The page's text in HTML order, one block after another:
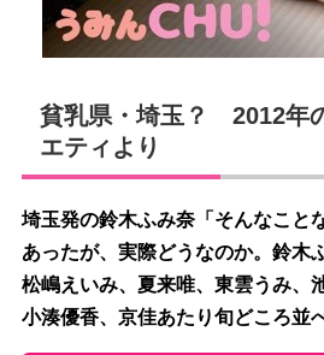
貧乳県・埼玉？ 2012年
エティより
埼玉発の鈴木ふみ奈「そんなこと
あったが、実際どうなのか。鈴木
松嶋えいみ、夏来唯、東雲うみ、
小湊優香、京佳あたり旬どころ並